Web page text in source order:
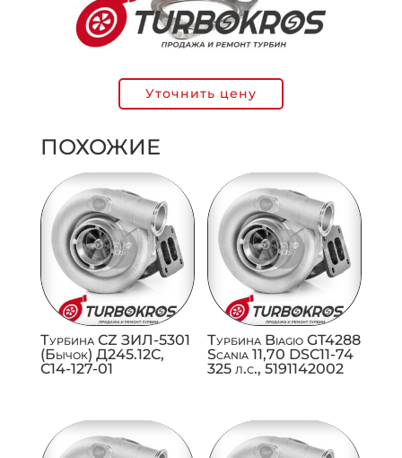
Уточнить цену
ПОХОЖИЕ
Турбина CZ ЗИЛ-5301
(Бычок) Д245.12С,
C14-127-01
Турбина Biagio GT4288
Scania 11,70 DSC11-74
325 л.с., 5191142002